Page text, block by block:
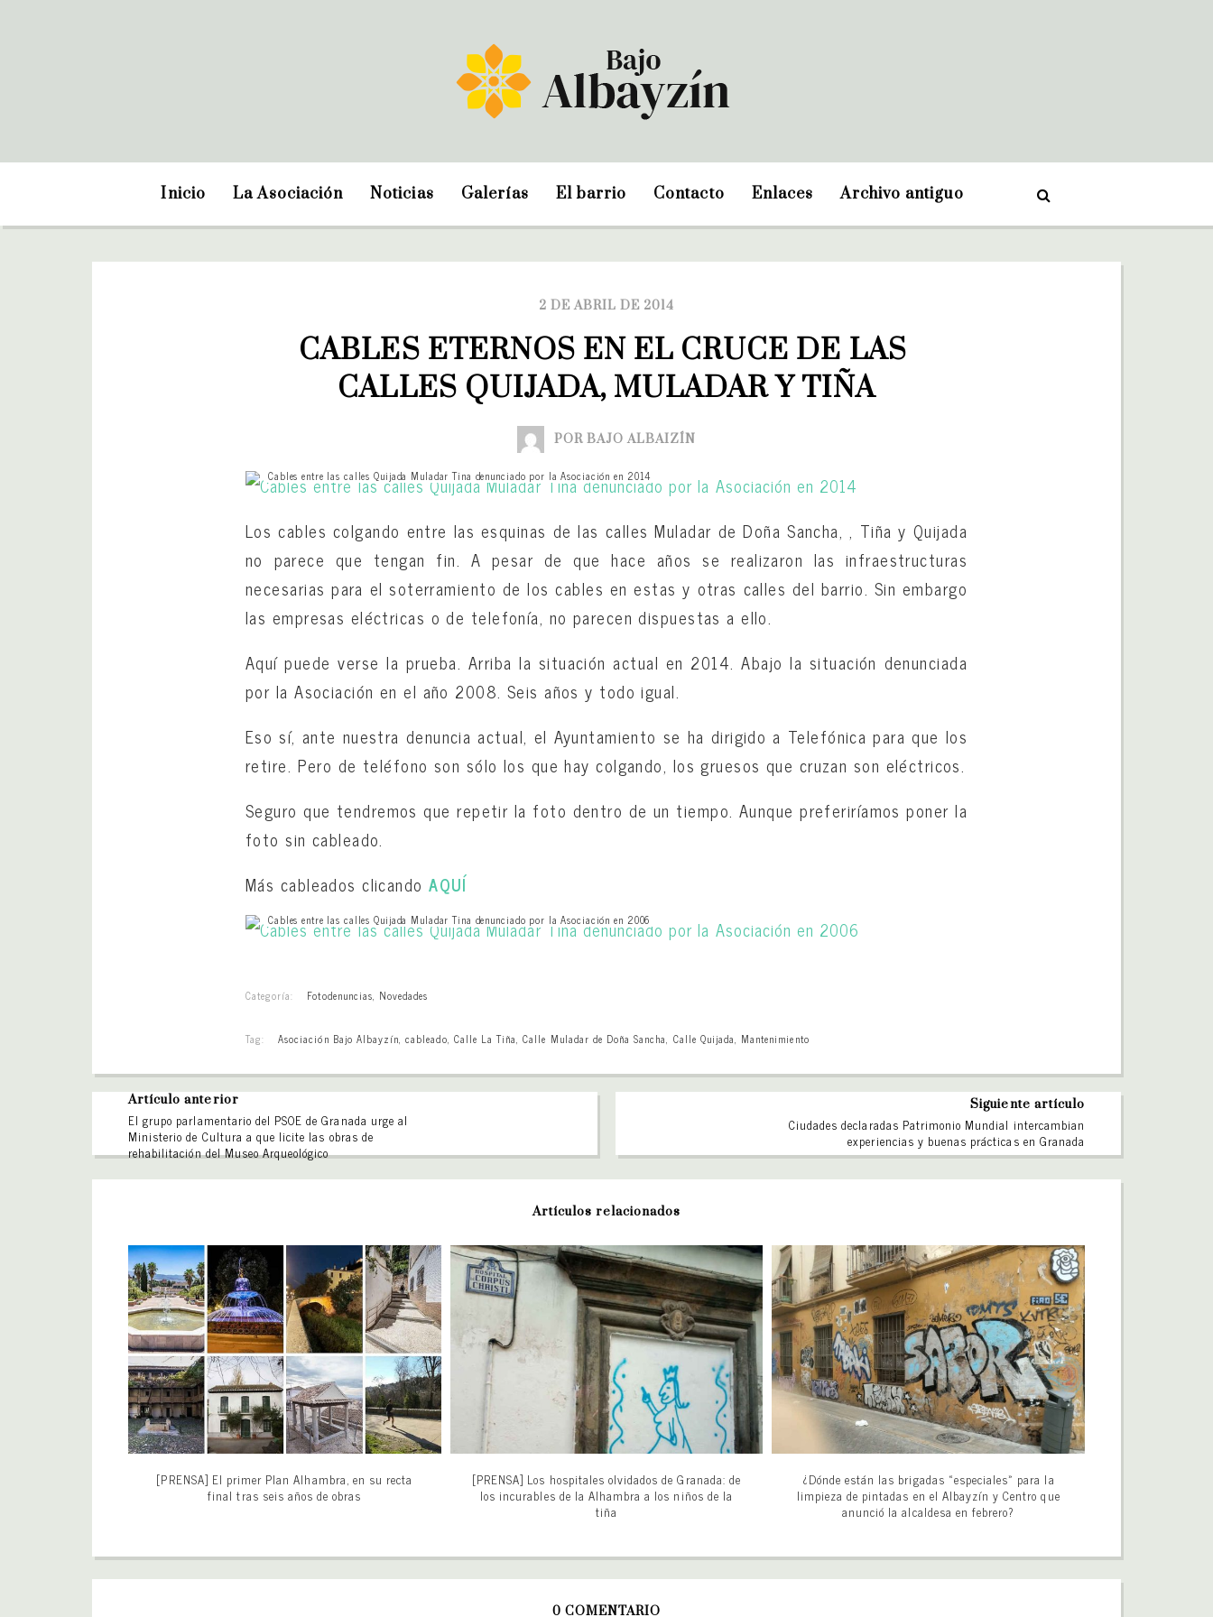
Inicio La Asociación Noticias Galerías El barrio Contacto Enlaces Archivo antiguo
2 DE ABRIL DE 2014
CABLES ETERNOS EN EL CRUCE DE LAS
CALLES QUIJADA, MULADAR Y TIÑA
POR BAJO ALBAIZÍN
Cables entre las calles Quijada Muladar Tina denunciado por la Asociación en 2014
Los cables colgando entre las esquinas de las calles Muladar de Doña Sancha, , Tiña y Quijada
no parece que tengan fin. A pesar de que hace años se realizaron las infraestructuras
necesarias para el soterramiento de los cables en estas y otras calles del barrio. Sin embargo
las empresas eléctricas o de telefonía, no parecen dispuestas a ello.
Aquí puede verse la prueba. Arriba la situación actual en 2014. Abajo la situación denunciada
por la Asociación en el año 2008. Seis años y todo igual.
Eso sí, ante nuestra denuncia actual, el Ayuntamiento se ha dirigido a Telefónica para que los
retire. Pero de teléfono son sólo los que hay colgando, los gruesos que cruzan son eléctricos.
Seguro que tendremos que repetir la foto dentro de un tiempo. Aunque preferiríamos poner la
foto sin cableado.
Más cableados clicandoAQUÍ
Cables entre las calles Quijada Muladar Tina denunciado por la Asociación en 2006
Categoría: Fotodenuncias, Novedades
Tag: Asociación Bajo Albayzín,cableado, Calle La Tiña,Calle Muladar de Doña Sancha, Calle Quijada, Mantenimiento
Artículo anterior
El grupo parlamentario del PSOE de Granada urge al
Ministerio de Cultura a que licite las obras de
rehabilitación del Museo Arqueológico
Siguiente artículo
Ciudades declaradas Patrimonio Mundial intercambian
experiencias y buenas prácticas en Granada
Artículos relacionados
[PRENSA] El primer Plan Alhambra, en su recta
final tras seis años de obras
[PRENSA] Los hospitales olvidados de Granada: de
los incurables de la Alhambra a los niños de la
tiña
¿Dónde están las brigadas «especiales» para la
limpieza de pintadas en el Albayzín y Centro que
anunció la alcaldesa en febrero?
0 COMENTARIO